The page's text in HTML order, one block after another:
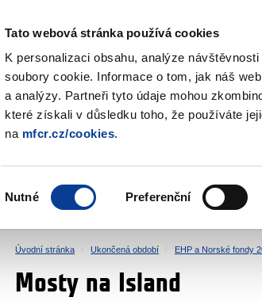
Tato webová stránka používá cookies
K personalizaci obsahu, analýze
soubory cookie. Informace o tom, jak náš
a analýzy. Partneři tyto údaje mohou
které získali v důsledku toho, že používáte
na mfcr.cz/cookies.
souhlasu
Nutné Preferenční
Fondy EHP a Norska
ŽIVOTNÍ PROSTŘEDÍ LIDSKÁ PRÁVA
Úvodní stránka Ukončená období EHP a Norské fondy
Mosty na Island